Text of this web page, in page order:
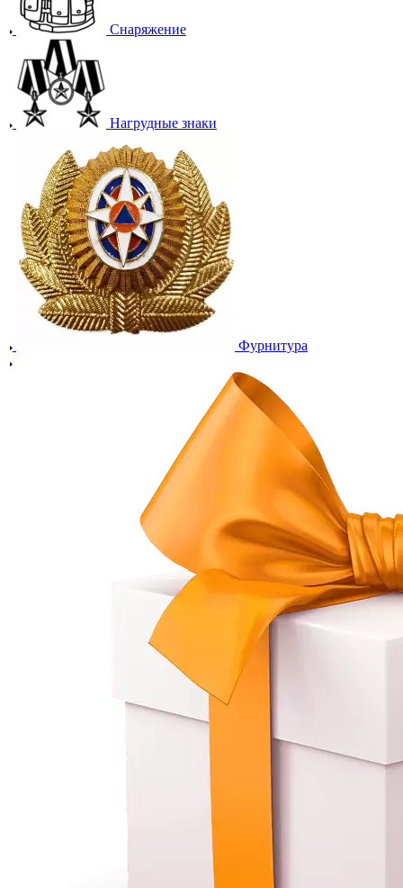
Снаряжение
Нагрудные знаки
Фурнитура